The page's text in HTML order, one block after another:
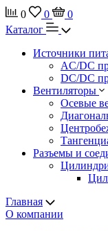
0 0
0
Каталог
Источники
AC/DC
DC/DC
Вентиляторы
Осевые
Разъемы и
Главная
О компании